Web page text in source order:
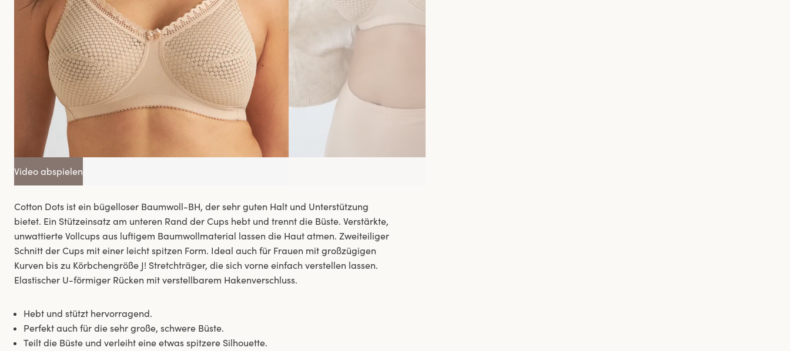
Video abspielen
Cotton Dots ist ein bügelloser Baumwoll-BH, der sehr guten Halt und Unterstützung
bietet. Ein Stützeinsatz am unteren Rand der Cups hebt und trennt die Büste. Verstärkte,
unwattierte Vollcups aus luftigem Baumwollmaterial lassen die Haut atmen. Zweiteiliger
Schnitt der Cups mit einer leicht spitzen Form. Ideal auch für Frauen mit großzügigen
Kurven bis zu Körbchengröße J! Stretchträger, die sich vorne einfach verstellen lassen.
Elastischer U-förmiger Rücken mit verstellbarem Hakenverschluss.
Hebt und stützt hervorragend.
Perfekt auch für die sehr große, schwere Büste.
Teilt die Büste und verleiht eine etwas spitzere Silhouette.